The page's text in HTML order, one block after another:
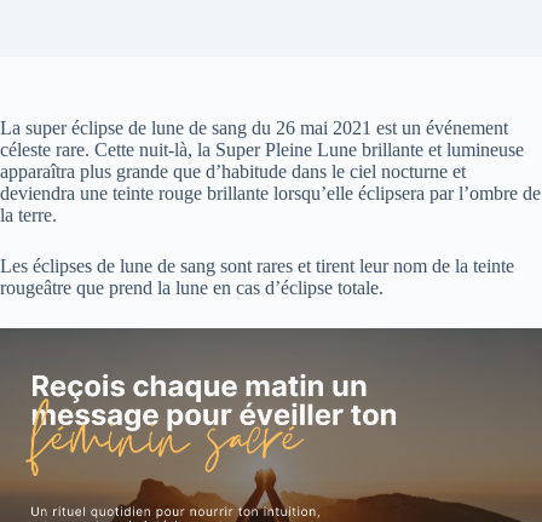
La super éclipse de lune de sang du 26 mai 2021 est un événement
céleste rare. Cette nuit-là, la Super Pleine Lune brillante et lumineuse
apparaîtra plus grande que d’habitude dans le ciel nocturne et
deviendra une teinte rouge brillante lorsqu’elle éclipsera par l’ombre de
la terre.
Les éclipses de lune de sang sont rares et tirent leur nom de la teinte
rougeâtre que prend la lune en cas d’éclipse totale.